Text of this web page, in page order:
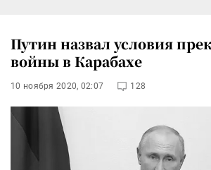
Путин назвал условия
войны в Карабахе
10 ноября 2020, 02:07 128